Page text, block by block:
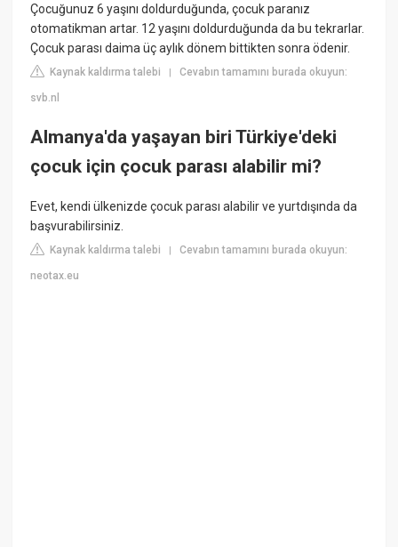
Çocuğunuz 6 yaşını doldurduğunda, çocuk paranız
otomatikman artar. 12 yaşını doldurduğunda da bu tekrarlar.
Çocuk parası daima üç aylık dönem bittikten sonra ödenir.
Kaynak kaldırma talebi |Cevabın tamamını burada okuyun:
svb.nl
Almanya'da yaşayan biri Türkiye'deki
çocuk için çocuk parası alabilir mi?
Evet, kendi ülkenizde çocuk parası alabilir ve yurtdışında da
başvurabilirsiniz.
Kaynak kaldırma talebi |Cevabın tamamını burada okuyun:
neotax.eu